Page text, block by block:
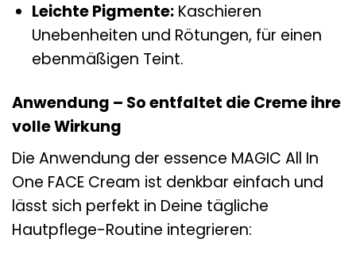
Leichte Pigmente:Kaschieren
Unebenheiten und Rötungen, für einen
ebenmäßigen Teint.
Anwendung – So entfaltet die Creme ihre
volle Wirkung
Die Anwendung der essence MAGIC All In
One FACE Cream ist denkbar einfach und
lässt sich perfekt in Deine tägliche
Hautpflege-Routine integrieren: